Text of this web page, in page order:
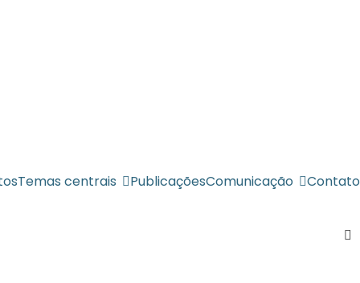
Temas centrais PublicaçõesComunicação Contato